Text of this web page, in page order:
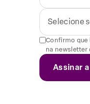
Selecione
Confirmo que
na newsletter